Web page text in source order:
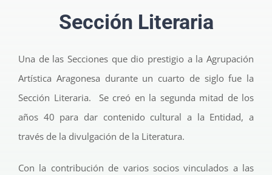
Sección Literaria
Una de las Secciones que dio prestigio a la Agrupación
Artística Aragonesa durante un cuarto de siglo fue la
Sección Literaria. Se creó en la segunda mitad de los
años 40 para dar contenido cultural a la Entidad, a
través de la divulgación de la Literatura.
Con la contribución de varios socios vinculados a las